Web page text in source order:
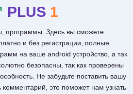
PLUS 1
программы. Здесь вы сможете
и без регистрации, полные
на ваше android устройство, а так
безопасны, так как проверены
Не забудьте поставить вашу
комментарий, это поможет нам узнать